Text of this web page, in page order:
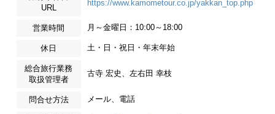
URL
https://www.kamometour.co.jp/yakkan_top.php
営業時間 月～金曜日：10:00～18:00
休日 土・日・祝日・年末年始
総合旅行業務
取扱管理者
古寺 宏史、左右田 幸枝
問合せ方法 メール、電話